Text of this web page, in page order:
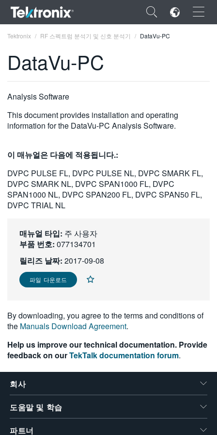
×
ENGLISH
FRANÇAIS
VIỆT NAM
简体中文
日本語
한국어
Tektronix RF 스펙트럼 분석기 및 신호 분석기 DataVu-PC
DataVu-PC
Analysis Software
This document provides installation and operating
information for the DataVu-PC Analysis Software.
이 매뉴얼은 다음에 적용됩니다.:
DVPC PULSE FL, DVPC PULSE NL, DVPC SMARK FL,
DVPC SMARK NL, DVPC SPAN1000 FL, DVPC
SPAN1000 NL, DVPC SPAN200 FL, DVPC SPAN50 FL,
DVPC TRIAL NL
매뉴얼 타입: 주 사용자
부품 번호: 077134701
릴리즈 날짜: 2017-09-08
파일 다운로드
By downloading, you agree to the terms and conditions of
the Manuals Download Agreement.
Help us improve our technical documentation. Provide
feedback on ourTekTalk documentation forum.
회사
도움말 및 학습
파트너